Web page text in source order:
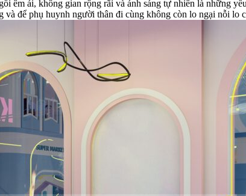
êm ái, không gian rộng rãi và ánh sáng tự nhiên là những
để phụ huynh người thân đi cùng không còn lo ngại nỗi lo